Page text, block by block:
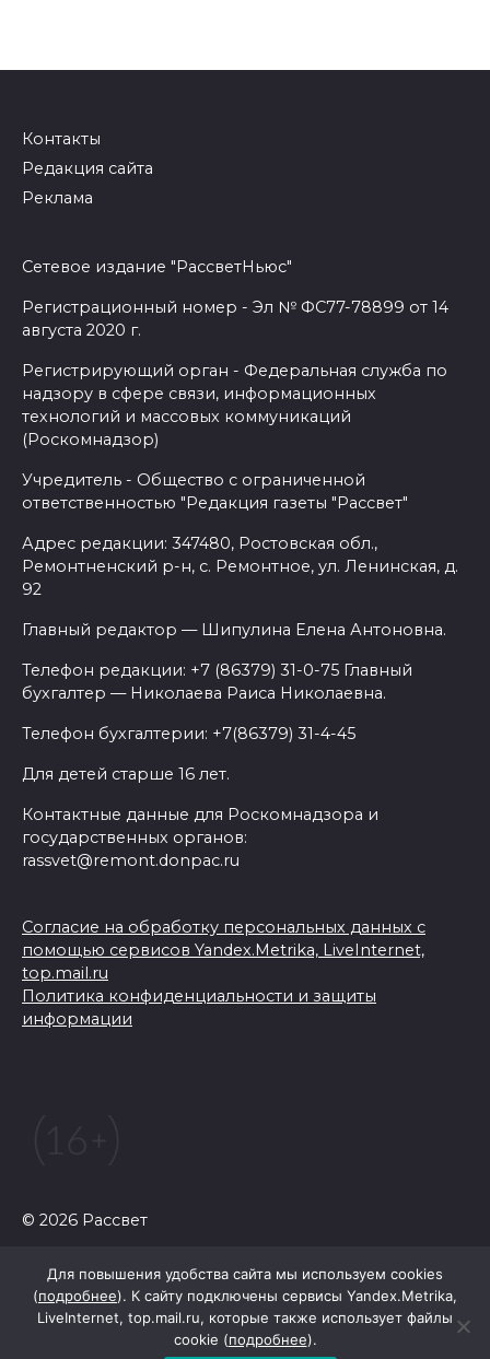
Контакты
Редакция сайта
Реклама
Сетевое издание "РассветНьюс"
Регистрационный номер - Эл № ФС77-78899 от 14
августа 2020 г.
Регистрирующий орган - Федеральная служба по
надзору в сфере связи, информационных
технологий и массовых коммуникаций
(Роскомнадзор)
Учредитель - Общество с ограниченной
ответственностью "Редакция газеты "Рассвет"
Адрес редакции: 347480, Ростовская обл.,
Ремонтненский р-н, с. Ремонтное, ул. Ленинская, д.
92
Главный редактор — Шипулина Елена Антоновна.
Телефон редакции: +7 (86379) 31-0-75 Главный
бухгалтер — Николаева Раиса Николаевна.
Телефон бухгалтерии: +7(86379) 31-4-45
Для детей старше 16 лет.
Контактные данные для Роскомнадзора и
государственных органов:
rassvet@remont.donpac.ru
Согласие на обработку персональных данных с
помощью сервисов Yandex.Metrika, LiveInternet,
top.mail.ru
Политика конфиденциальности и защиты
информации
© 2026 Рассвет
Для повышения удобства сайта мы используем cookies
(подробнее). К сайту подключены сервисы Yandex.Metrika,
LiveInternet, top.mail.ru, которые также использует файлы
cookie (подробнее).